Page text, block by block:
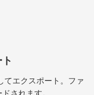
てエクスポート。ファ
されます。